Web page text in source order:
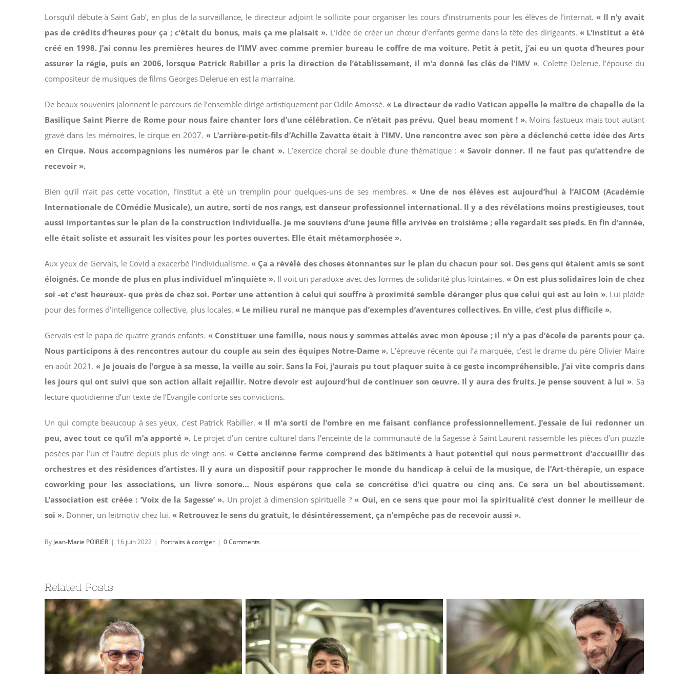
Lorsqu’il débute à Saint Gab’, en plus de la surveillance, le directeur adjoint le sollicite pour organiser les cours d’instruments pour les élèves de l’internat. « Il n’y avait
pas de crédits d’heures pour ça ; c’était du bonus, mais ça me plaisait ». L’idée de créer un chœur d’enfants germe dans la tête des dirigeants. « L’Institut a été
créé en 1998. J’ai connu les premières heures de l’IMV avec comme premier bureau le coffre de ma voiture. Petit à petit, j’ai eu un quota d’heures pour
assurer la régie, puis en 2006, lorsque Patrick Rabiller a pris la direction de l’établissement, il m’a donné les clés de l’IMV ». Colette Delerue, l’épouse du
compositeur de musiques de films Georges Delerue en est la marraine.
De beaux souvenirs jalonnent le parcours de l’ensemble dirigé artistiquement par Odile Amossé. « Le directeur de radio Vatican appelle le maître de chapelle de la
Basilique Saint Pierre de Rome pour nous faire chanter lors d’une célébration. Ce n’était pas prévu. Quel beau moment ! ».Moins fastueux mais tout autant
gravé dans les mémoires, le cirque en 2007. « L’arrière-petit-fils d’Achille Zavatta était à l’IMV. Une rencontre avec son père a déclenché cette idée des Arts
en Cirque. Nous accompagnions les numéros par le chant ». L’exercice choral se double d’une thématique : « Savoir donner. Il ne faut pas qu’attendre de
recevoir ».
Bien qu’il n’ait pas cette vocation, l’Institut a été un tremplin pour quelques-uns de ses membres.« Une de nos élèves est aujourd’hui à l’AICOM (Académie
Internationale de COmédie Musicale), un autre, sorti de nos rangs, est danseur professionnel international. Il y a des révélations moins prestigieuses, tout
aussi importantes sur le plan de la construction individuelle. Je me souviens d’une jeune fille arrivée en troisième ; elle regardait ses pieds. En fin d’année,
elle était soliste et assurait les visites pour les portes ouvertes. Elle était métamorphosée ».
Aux yeux de Gervais, le Covid a exacerbé l’individualisme. « Ça a révélé des choses étonnantes sur le plan du chacun pour soi. Des gens qui étaient amis se sont
éloignés. Ce monde de plus en plus individuel m’inquiète ». Il voit un paradoxe avec des formes de solidarité plus lointaines. « On est plus solidaires loin de chez
soi -et c’est heureux- que près de chez soi. Porter une attention à celui qui souffre à proximité semble déranger plus que celui qui est au loin ». Lui plaide
pour des formes d’intelligence collective, plus locales. « Le milieu rural ne manque pas d’exemples d’aventures collectives. En ville, c’est plus difficile ».
Gervais est le papa de quatre grands enfants. « Constituer une famille, nous nous y sommes attelés avec mon épouse ; il n’y a pas d’école de parents pour ça.
Nous participons à des rencontres autour du couple au sein des équipes Notre-Dame ». L’épreuve récente qui l’a marquée, c’est le drame du père Olivier Maire
en août 2021.« Je jouais de l’orgue à sa messe, la veille au soir. Sans la Foi, j’aurais pu tout plaquer suite à ce geste incompréhensible. J’ai vite compris dans
les jours qui ont suivi que son action allait rejaillir. Notre devoir est aujourd’hui de continuer son œuvre. Il y aura des fruits. Je pense souvent à lui ». Sa
lecture quotidienne d’un texte de l’Evangile conforte ses convictions.
Un qui compte beaucoup à ses yeux, c’est Patrick Rabiller. « Il m’a sorti de l’ombre en me faisant confiance professionnellement. J’essaie de lui redonner un
peu, avec tout ce qu’il m’a apporté ». Le projet d’un centre culturel dans l’enceinte de la communauté de la Sagesse à Saint Laurent rassemble les pièces d’un puzzle
posées par l’un et l’autre depuis plus de vingt ans.« Cette ancienne ferme comprend des bâtiments à haut potentiel qui nous permettront d’accueillir des
orchestres et des résidences d’artistes. Il y aura un dispositif pour rapprocher le monde du handicap à celui de la musique, de l’Art-thérapie, un espace
coworking pour les associations, un livre sonore… Nous espérons que cela se concrétise d’ici quatre ou cinq ans. Ce sera un bel aboutissement.
L’association est créée : ‘Voix de la Sagesse’ ». Un projet à dimension spirituelle ?« Oui, en ce sens que pour moi la spiritualité c’est donner le meilleur de
soi ». Donner, un leitmotiv chez lui. « Retrouvez le sens du gratuit, le désintéressement, ça n’empêche pas de recevoir aussi ».
By Jean-Marie POIRIER | 16 juin 2022 | Portraits à corriger | 0 Comments
Related Posts